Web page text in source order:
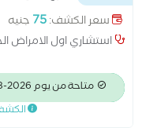
سعر الكشف:75 جنيه
استشاري اول الامراض
متاحة من يوم 2026-08-11